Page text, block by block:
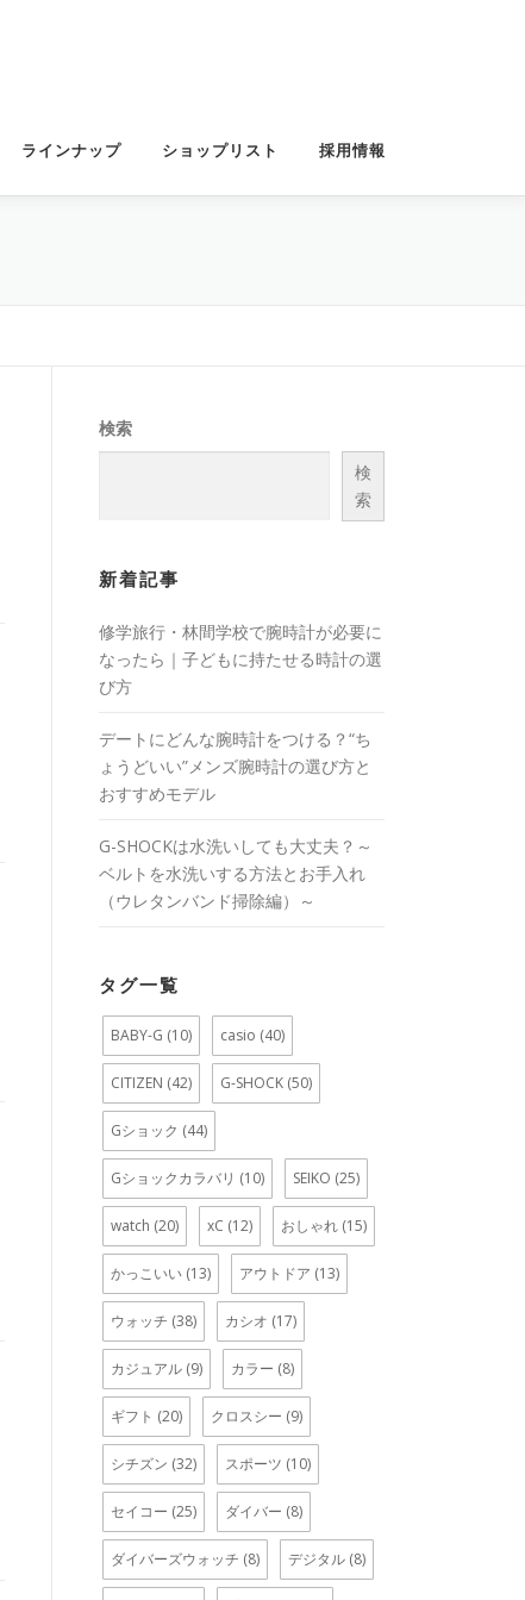
ラインナップ ショップリスト 採用情報
検索
検
索
新着記事
修学旅行・林間学校で腕時計が必要に
なったら｜子どもに持たせる時計の選
び方
デートにどんな腕時計をつける？“ち
ょうどいい”メンズ腕時計の選び方と
おすすめモデル
G-SHOCKは水洗いしても大丈夫？～
ベルトを水洗いする方法とお手入れ
（ウレタンバンド掃除編）～
タグ一覧
BABY-G (10) casio (40)
CITIZEN (42) G-SHOCK (50)
Gショック (44)
Gショックカラバリ (10) SEIKO (25)
watch (20) xC (12) おしゃれ (15)
かっこいい (13) アウトドア (13)
ウォッチ (38) カシオ (17)
カジュアル (9) カラー (8)
ギフト (20) クロスシー (9)
シチズン (32) スポーツ (10)
セイコー (25) ダイバー (8)
ダイバーズウォッチ (8) デジタル (8)